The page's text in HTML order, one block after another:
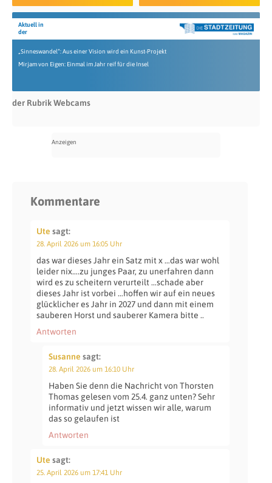
Aktuell in
der
„Sinneswandel“: Aus einer Vision wird ein Kunst-Projekt
Mirjam von Eigen: Einmal im Jahr reif für die Insel
der Rubrik Webcams
Kommentare
Ute sagt:
28. April 2026 um 16:05 Uhr
das war dieses Jahr ein Satz mit x …das war wohl
leider nix….zu junges Paar, zu unerfahren dann
wird es zu scheitern verurteilt …schade aber
dieses Jahr ist vorbei …hoffen wir auf ein neues
glücklicher es Jahr in 2027 und dann mit einem
sauberen Horst und sauberer Kamera bitte ..
Antworten
Susanne sagt:
28. April 2026 um 16:10 Uhr
Haben Sie denn die Nachricht von Thorsten
Thomas gelesen vom 25.4. ganz unten? Sehr
informativ und jetzt wissen wir alle, warum
das so gelaufen ist
Antworten
Ute sagt:
25. April 2026 um 17:41 Uhr